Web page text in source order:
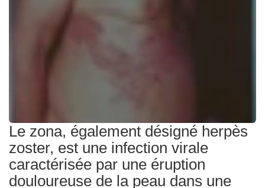
Le zona, également désigné herpès
zoster, est une infection virale
caractérisée par une éruption
douloureuse de la peau dans une